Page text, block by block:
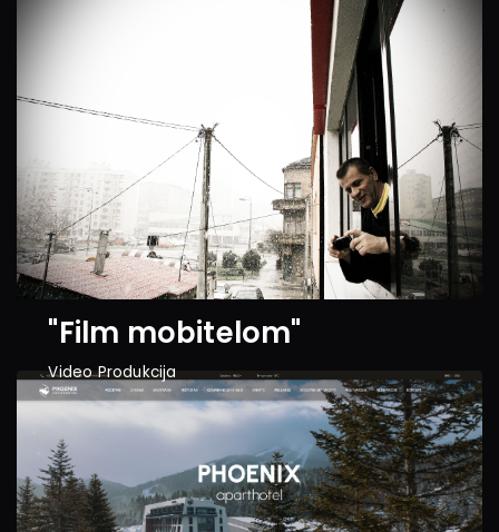
"Film mobitelom"
Video Produkcija